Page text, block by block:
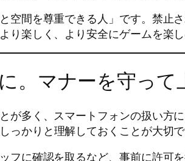
空間を尊重できる人」です。禁止
り楽しく、より安全にゲームを楽
。マナーを守って
が多く、スマートフォンの扱い方
っかりと理解しておくことが大切で
フに確認を取るなど、事前に許可